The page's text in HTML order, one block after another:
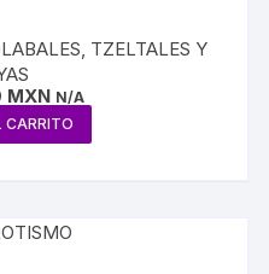
TZELTALES Y
MXN N/A
CARRITO